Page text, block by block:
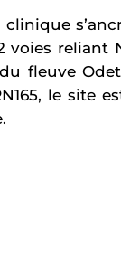
voies
fleuve
le site